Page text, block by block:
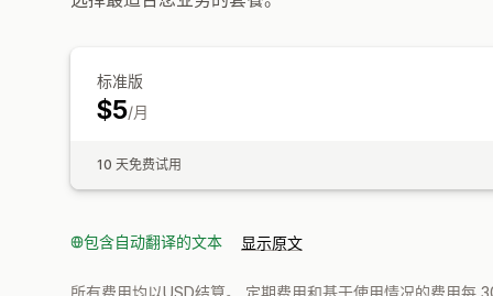
标准版
$5/月
10 天免费试用
包含自动翻译的文本 显示原文
所有费用均以USD结算。 定期费用和基于使用情况的费用每